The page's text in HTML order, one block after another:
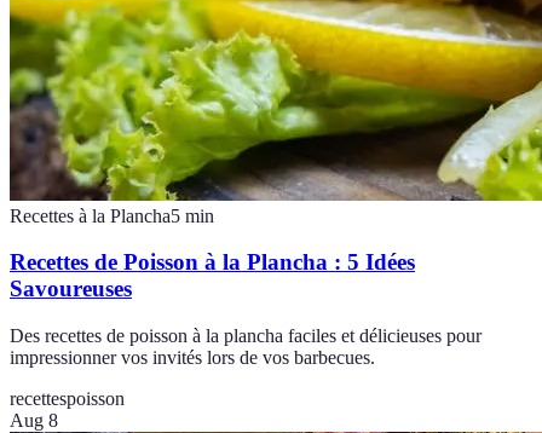
Recettes à la Plancha5 min
Recettes de Poisson à la Plancha : 5 Idées
Savoureuses
Des recettes de poisson à la plancha faciles et délicieuses pour
impressionner vos invités lors de vos barbecues.
recettespoisson
Aug 8